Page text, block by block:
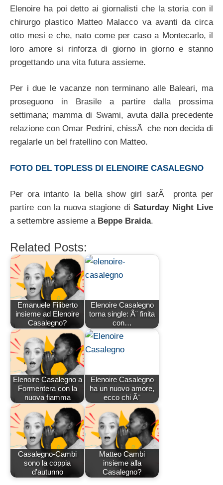
Elenoire ha poi detto ai giornalisti che la storia con il
chirurgo plastico Matteo Malacco va avanti da circa
otto mesi e che, nato come per caso a Montecarlo, il
loro amore si rinforza di giorno in giorno e stanno
progettando una vita futura assieme.
Per i due le vacanze non terminano alle Baleari, ma
proseguono in Brasile a partire dalla prossima
settimana; mamma di Swami, avuta dalla precedente
relazione con Omar Pedrini, chissÃ che non decida di
regalarle un bel fratellino con Matteo.
FOTO DEL TOPLESS DI ELENOIRE CASALEGNO
Per ora intanto la bella show girl sarÃ pronta per
partire con la nuova stagione di Saturday Night Live
a settembre assieme a Beppe Braida.
Related Posts:
Emanuele Filiberto
insieme ad Elenoire
Casalegno?
Elenoire Casalegno
torna single: Ã¨ finita
con…
Elenoire Casalegno a
Formentera con la
nuova fiamma
Elenoire Casalegno
ha un nuovo amore,
ecco chi Ã¨
Casalegno-Cambi
sono la coppia
d'autunno
Matteo Cambi
insieme alla
Casalegno?